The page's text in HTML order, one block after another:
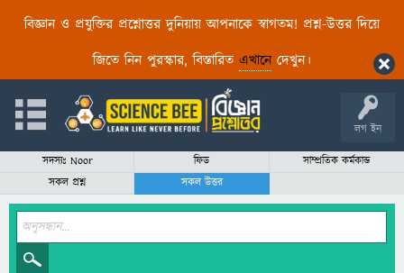
বিজ্ঞান ও প্রযুক্তির প্রশ্নোত্তর দুনিয়ায় আপনাকে স্বাগতম! প্রশ্ন-উত্তর দিয়ে
জিতে নিন পুরস্কার, বিস্তারিত এখানেদেখুন।
লগ ইন
সদস্যঃ Noor ফিড
সাম্প্রতিক কর্মকান্ড
সকল প্রশ্ন
সকল উত্তর